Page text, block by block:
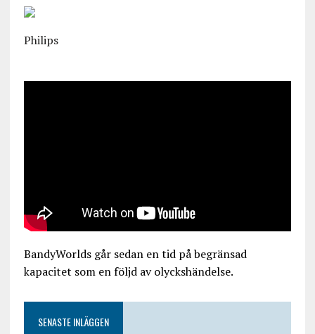
Philips
BandyWorlds går sedan en tid på begränsad
kapacitet som en följd av olyckshändelse.
SENASTE INLÄGGEN